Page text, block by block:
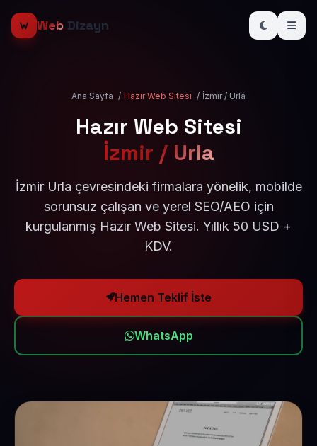
Web Dizayn
Ana Sayfa / Hazır Web Sitesi / İzmir / Urla
Hazır Web Sitesi
İzmir / Urla
İzmir Urla çevresindeki firmalara yönelik, mobilde
sorunsuz çalışan ve yerel SEO/AEO için
kurgulanmış Hazır Web Sitesi. Yıllık 50 USD +
KDV.
Hemen Teklif İste
WhatsApp